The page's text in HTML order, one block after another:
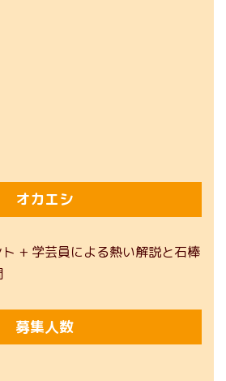
オカエシ
+ 学芸員による熱い解説と石棒
募集人数